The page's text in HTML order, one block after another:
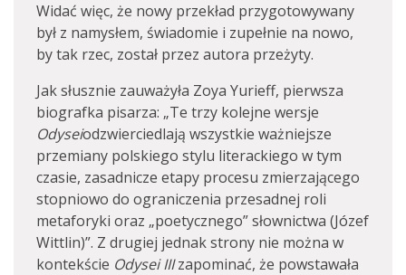
Widać więc, że nowy przekład przygotowywany
był z namysłem, świadomie i zupełnie na nowo,
by tak rzec, został przez autora przeżyty.
Jak słusznie zauważyła Zoya Yurieff, pierwsza
biografka pisarza: „Te trzy kolejne wersje
Odyseiodzwierciedlają wszystkie ważniejsze
przemiany polskiego stylu literackiego w tym
czasie, zasadnicze etapy procesu zmierzającego
stopniowo do ograniczenia przesadnej roli
metaforyki oraz „poetycznego” słownictwa (Józef
Wittlin)”. Z drugiej jednak strony nie można w
kontekście Odysei IIIzapominać, że powstawała